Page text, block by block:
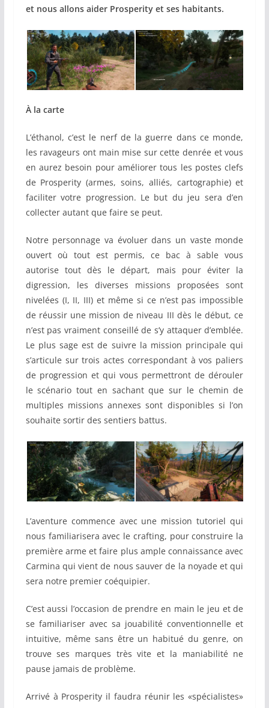
et nous allons aider Prosperity et ses habitants.
À la carte
L’éthanol, c’est le nerf de la guerre dans ce monde,
les ravageurs ont main mise sur cette denrée et vous
en aurez besoin pour améliorer tous les postes clefs
de Prosperity (armes, soins, alliés, cartographie) et
faciliter votre progression. Le but du jeu sera d’en
collecter autant que faire se peut.
Notre personnage va évoluer dans un vaste monde
ouvert où tout est permis, ce bac à sable vous
autorise tout dès le départ, mais pour éviter la
digression, les diverses missions proposées sont
nivelées (I, II, III) et même si ce n’est pas impossible
de réussir une mission de niveau III dès le début, ce
n’est pas vraiment conseillé de s’y attaquer d’emblée.
Le plus sage est de suivre la mission principale qui
s’articule sur trois actes correspondant à vos paliers
de progression et qui vous permettront de dérouler
le scénario tout en sachant que sur le chemin de
multiples missions annexes sont disponibles si l’on
souhaite sortir des sentiers battus.
L’aventure commence avec une mission tutoriel qui
nous familiarisera avec le crafting, pour construire la
première arme et faire plus ample connaissance avec
Carmina qui vient de nous sauver de la noyade et qui
sera notre premier coéquipier.
C’est aussi l’occasion de prendre en main le jeu et de
se familiariser avec sa jouabilité conventionnelle et
intuitive, même sans être un habitué du genre, on
trouve ses marques très vite et la maniabilité ne
pause jamais de problème.
Arrivé à Prosperity il faudra réunir les «spécialistes»